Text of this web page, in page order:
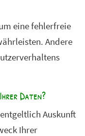
eine fehlerfreie
Andere
Daten?
Auskunft
Ihrer